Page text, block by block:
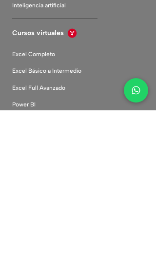
Inteligencia artificial
Cursos virtuales
Excel Completo
Excel Básico a Intermedio
Excel Full Avanzado
Power BI